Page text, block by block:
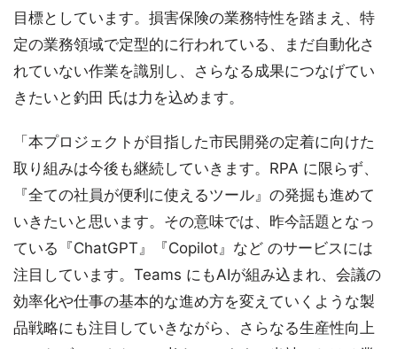
目標としています。損害保険の業務特性を踏まえ、特
定の業務領域で定型的に行われている、まだ自動化さ
れていない作業を識別し、さらなる成果につなげてい
きたいと釣田 氏は力を込めます。
「本プロジェクトが目指した市民開発の定着に向けた
取り組みは今後も継続していきます。RPA に限らず、
『全ての社員が便利に使えるツール』の発掘も進めて
いきたいと思います。その意味では、昨今話題となっ
ている『ChatGPT』『Copilot』など のサービスには
注目しています。Teams にもAIが組み込まれ、会議の
効率化や仕事の基本的な進め方を変えていくような製
品戦略にも注目していきながら、さらなる生産性向上